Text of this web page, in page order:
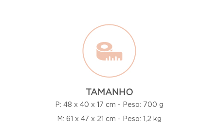
TAMANHO
P: 48 x 40 x 17 cm - Peso: 700 g
M: 61 x 47 x 21 cm - Peso: 1,2 kg